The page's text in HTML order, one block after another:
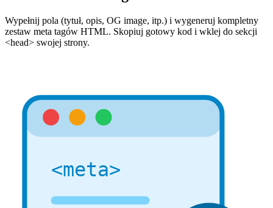
Wypełnij pola (tytuł, opis, OG image, itp.) i wygeneruj kompletny
zestaw meta tagów HTML. Skopiuj gotowy kod i wklej do sekcji
<head> swojej strony.
<meta>